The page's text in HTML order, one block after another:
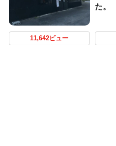
た。
11,642ビュー